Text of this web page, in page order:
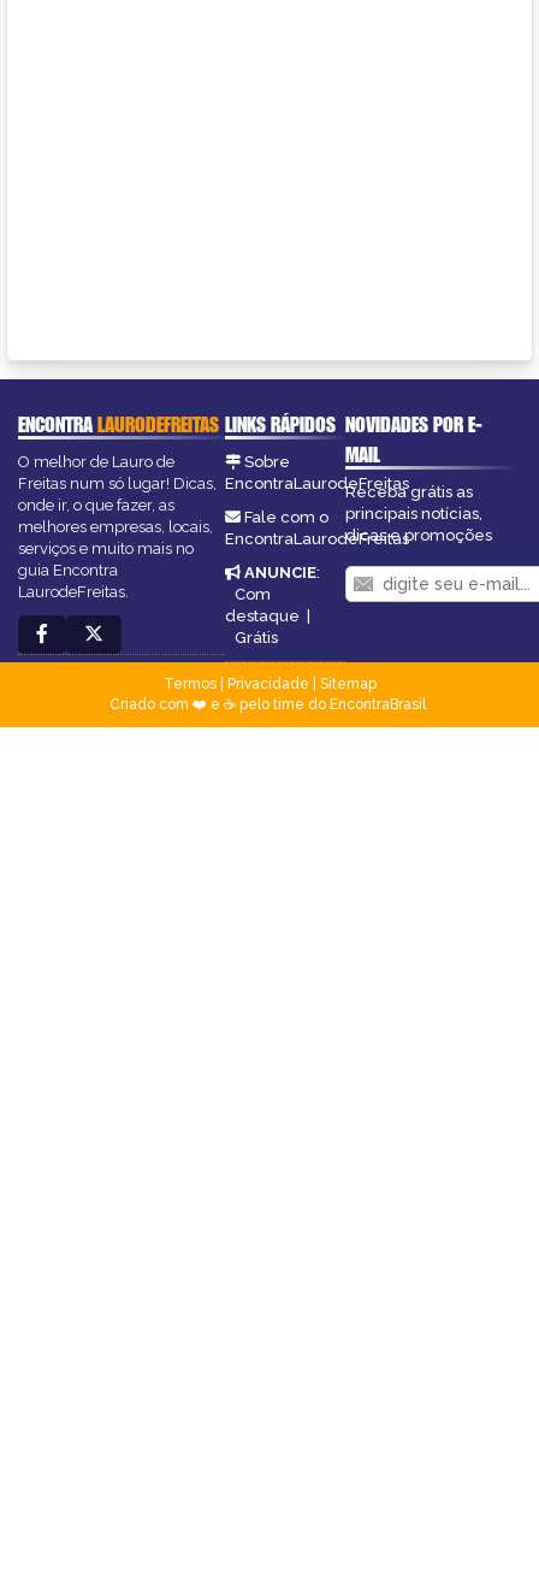
ENCONTRALAURODEFREITAS
O melhor de Lauro de
Freitas num só lugar! Dicas,
onde ir, o que fazer, as
melhores empresas, locais,
serviços e muito mais no
guia Encontra
LaurodeFreitas.
LINKS RÁPIDOS
Sobre
EncontraLaurodeFreitas
Fale com o
EncontraLaurodeFreitas
ANUNCIE:
Com
destaque |
Grátis
NOVIDADES POR E-
MAIL
Receba grátis as
principais notícias,
dicas e promoções
Termos| Privacidade
Sitemap
Criado com ❤️ e ☕ pelo time do EncontraBrasil